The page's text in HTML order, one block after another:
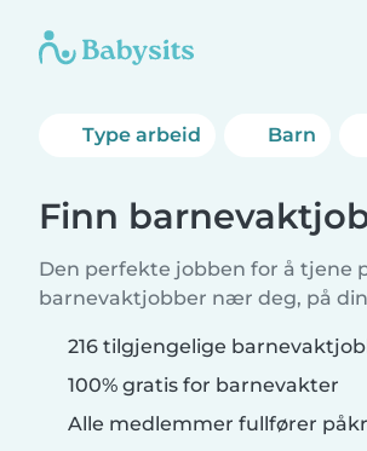
Type arbeid Barn
Finn
Den perfekte jobben for å tjene
barnevaktjobber nær deg, på
216 tilgjengelige
100% gratis for barnevakter
Alle medlemmer fullfører